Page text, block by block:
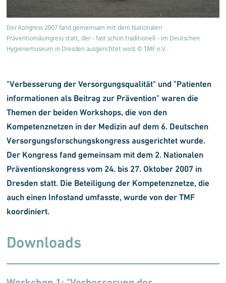
Der Kongress 2007 fand gemeinsam mit dem Nationalen
Präventionskongress statt, der - fast schon traditionell - im Deutschen
Hygienemuseum in Dresden ausgerichtet wird. © TMF e.V.
"Verbesserung der Versorgungsqualität" und "Patienten
informationen als Beitrag zur Prävention" waren die
Themen der beiden Workshops, die von den
Kompetenznetzen in der Medizin auf dem 6. Deutschen
Versorgungsforschungskongress ausgerichtet wurde.
Der Kongress fand gemeinsam mit dem 2. Nationalen
Präventionskongress vom 24. bis 27. Oktober 2007 in
Dresden statt. Die Beteiligung der Kompetenznetze, die
auch einen Infostand umfasste, wurde von der TMF
koordiniert.
Downloads